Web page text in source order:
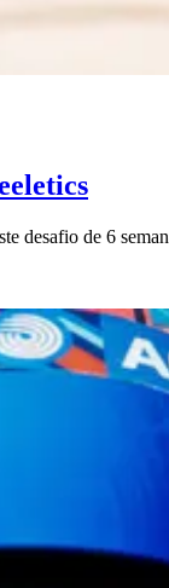
desafio de 6